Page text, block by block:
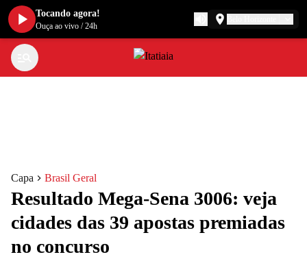
Capa Brasil Geral
Resultado Mega-Sena 3006: veja
cidades das 39 apostas premiadas
no concurso
Tocando agora!
Ouça ao vivo /24h